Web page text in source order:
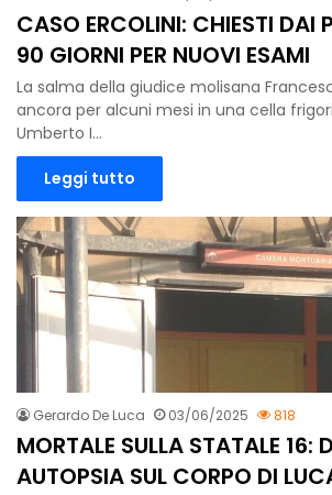
CASO ERCOLINI: CHIESTI DAI
90 GIORNI PER NUOVI ESAMI
La salma della giudice molisana
ancora per alcuni mesi in una cella
Umberto I…
Leggi tutto
Gerardo De Luca 03/06/2025 818
MORTALE SULLA STATALE 16:
AUTOPSIA SUL CORPO DI